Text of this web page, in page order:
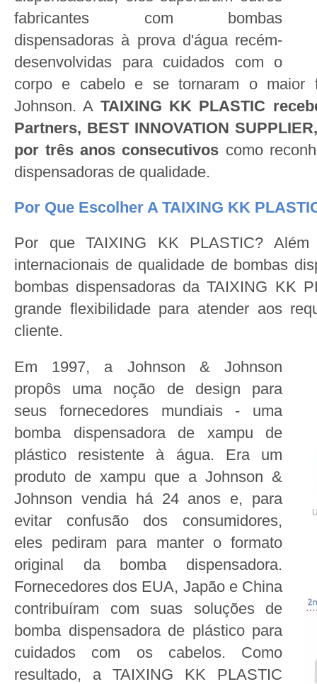
fabricantes com bombas
dispensadoras à prova d'água recém-
desenvolvidas para cuidados com o
corpo e cabelo e se tornaram o maior
Johnson. A TAIXING KK PLASTIC
Partners, BEST INNOVATION
por três anos consecutivos como
dispensadoras de qualidade.
Por Que Escolher A TAIXING KK
Por que TAIXING KK PLASTIC?
internacionais de qualidade de bombas
bombas dispensadoras da TAIXING KK
grande flexibilidade para atender aos
cliente.
Em 1997, a Johnson & Johnson
propôs uma noção de design para
seus fornecedores mundiais - uma
bomba dispensadora de xampu de
plástico resistente à água. Era um
produto de xampu que a Johnson &
Johnson vendia há 24 anos e, para
evitar confusão dos consumidores,
eles pediram para manter o formato
original da bomba dispensadora.
Fornecedores dos EUA, Japão e China
contribuíram com suas soluções de
bomba dispensadora de plástico para
cuidados com os cabelos. Como
resultado, a TAIXING KK PLASTIC